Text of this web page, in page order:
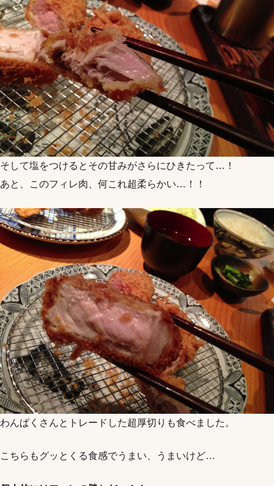
そして塩をつけるとその甘みがさらにひきたって…！
あと、このフィレ肉、何これ超柔らかい…！！
わんぱくさんとトレードした超厚切りも食べました。
こちらもグッとくる食感でうまい、うまいけど…